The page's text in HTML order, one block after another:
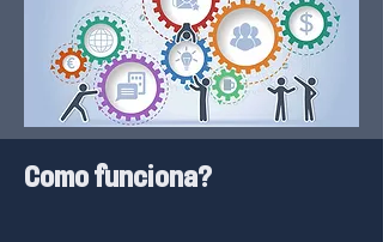
Como funciona?